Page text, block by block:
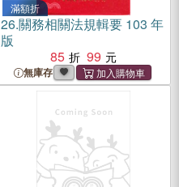
滿額折
26.關務相關法規輯要 103 年
版
85
99
無庫存